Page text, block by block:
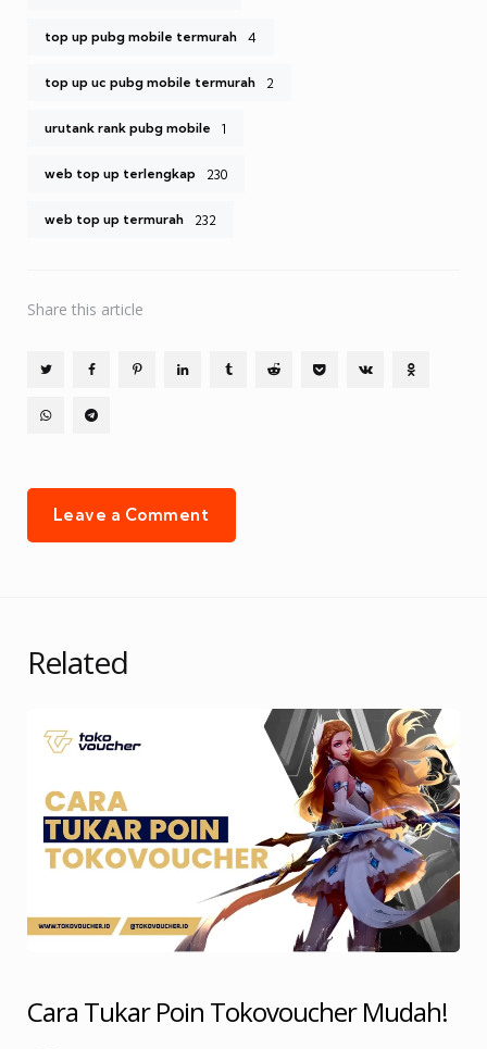
top up pubg mobile termurah 4
top up uc pubg mobile termurah 2
urutank rank pubg mobile 1
web top up terlengkap 230
web top up termurah 232
Share this article
Leave a Comment
Related
Cara Tukar Poin Tokovoucher Mudah!